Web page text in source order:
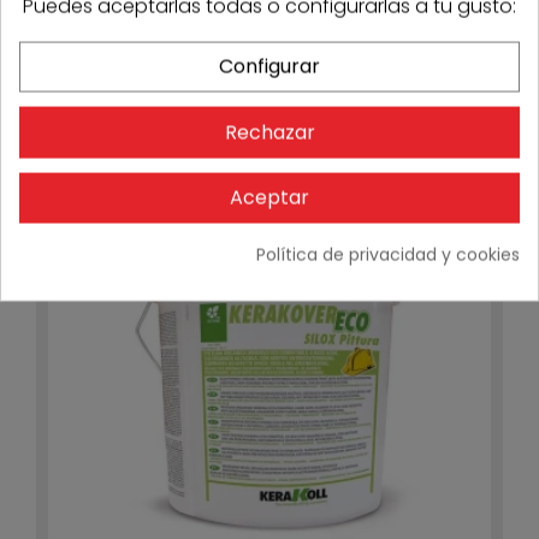
Kerakoll Biocalce Silicato Fondo bote 14L
236,14 € - 10% 212,53 €
Consultar
Configurar
Rechazar
Aceptar
Política de privacidad y cookies